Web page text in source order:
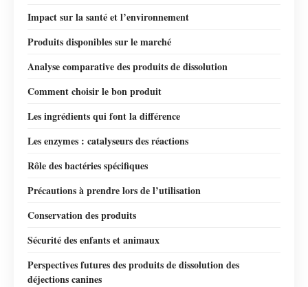
Impact sur la santé et l’environnement
Produits disponibles sur le marché
Analyse comparative des produits de dissolution
Comment choisir le bon produit
Les ingrédients qui font la différence
Les enzymes : catalyseurs des réactions
Rôle des bactéries spécifiques
Précautions à prendre lors de l’utilisation
Conservation des produits
Sécurité des enfants et animaux
Perspectives futures des produits de dissolution des
déjections canines